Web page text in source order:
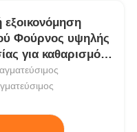
εξοικονόμηση
Φούρνος υψηλής
για καθαρισμό